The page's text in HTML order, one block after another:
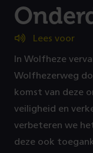
:
Lees voor
In Wolfheze
Wolfhezerweg
komst van deze
veiligheid en
verbeteren we
deze ook